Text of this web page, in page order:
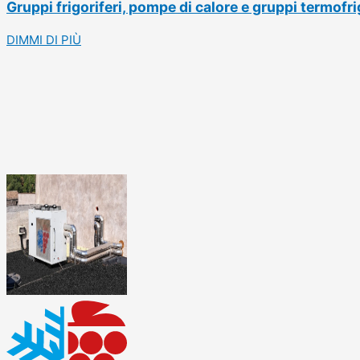
Gruppi frigoriferi, pompe di calore e gruppi
DIMMI DI PIÙ